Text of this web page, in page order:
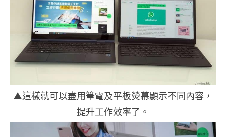
▲這樣就可以盡用筆電及平板熒幕顯示不同內容，
提升工作效率了。